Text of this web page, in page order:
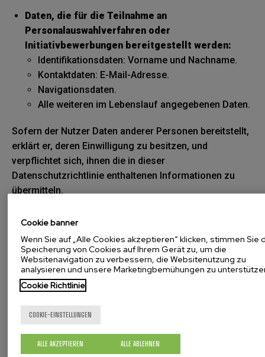
Daten, die für die Teilnahme an
Personalauswahlverfahren oder
Initiativbewerbungen bereitgestellt werden:
Identifikationsdaten: Vorname und Nachname.
Kontaktdaten: E-Mail-Adresse.
Navigationsdaten.
Alle weiteren im Lebenslauf angegebenen Daten.
Sofern der Nutzer Daten anderer Personen bereitstellt,
erklärt er, deren Einwilligung zu besitzen, und
verpflichtet sich, ihnen die in dieser
Datenschutzrichtlinie enthaltenen Informationen zu
übermitteln.
7. Welche Rechte haben Sie?
Jede Person hat das Recht, eine Bestätigung darüber
zu erhalten, obJOSE MARIA MENDIOLA SAsie
betreffende personenbezogene Daten verarbeitet oder
nicht.
Betroffene Personen haben das Recht, auf ihre
der verarbeiteten personenbezogenen Daten zu
Cookie banner
Wenn Sie auf „Alle Cookies akzeptieren“ klicken, stimmen Sie
Speicherung von Cookies auf Ihrem Gerät zu, um die
Websitenavigation zu verbessern, die Websitenutzung zu
analysieren und unsere Marketingbemühungen zu
Cookie Richtlinie
COOKIE-EINSTELLUNGEN
ALLE ABLEHNEN
ALLE AKZEPTIEREN